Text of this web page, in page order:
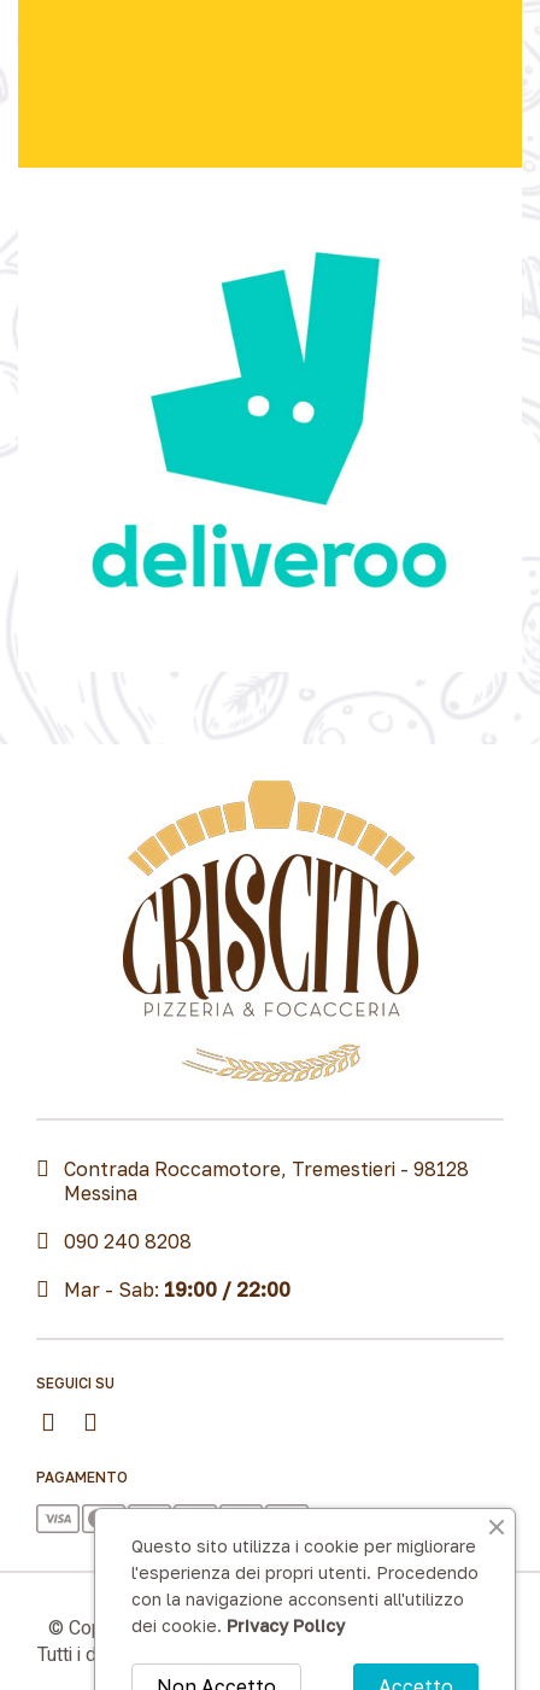
Contrada Roccamotore, Tremestieri - 98128
Messina
090 240 8208
Mar - Sab: 19:00 / 22:00
SEGUICI SU
PAGAMENTO
© Copyright 2025 Criscito s.n.c. p. iva 03496010830 |
Tutti i diritti sono riservati | Made with by
Questo sito utilizza i cookie per migliorare
l'esperienza dei propri utenti. Procedendo
con la navigazione acconsenti all'utilizzo
dei cookie. Privacy Policy